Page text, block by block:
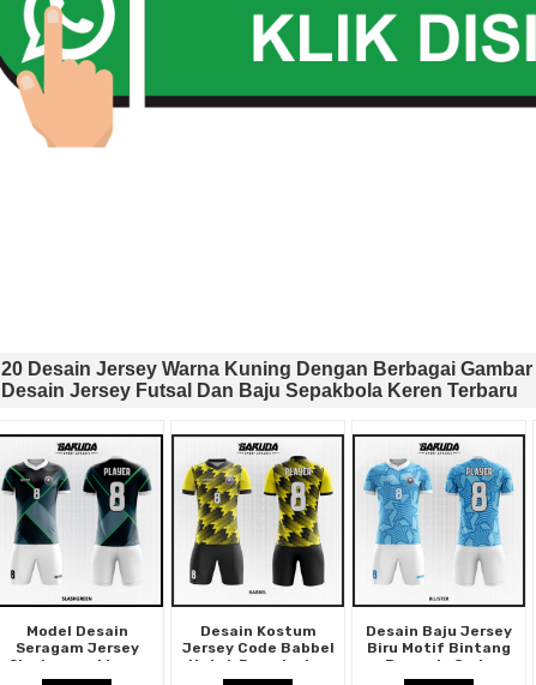
20 Desain Jersey Warna Kuning Dengan Berbagai
Desain Jersey Futsal Dan Baju Sepakbola Keren Terbaru
Model Desain
Seragam Jersey
Slashgreen Warna
Desain Kostum
Jersey Code Babbel
Untuk Pemain dan
Desain Baju Jersey
Biru Motif Bintang
Bergaris Code